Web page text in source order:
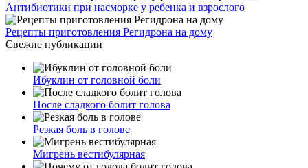
Антибиотики при насморке у ребенка и взрослого
Рецепты приготовления Регидрона на дому
Свежие публикации
Ибуклин от головной боли
После сладкого болит голова
Резкая боль в голове
Мигрень вестибулярная